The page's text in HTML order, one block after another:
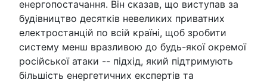
енергопостачання. Він сказав, що виступав за
будівництво десятків невеликих приватних
електростанцій по всій країні, щоб зробити
систему менш вразливою до будь-якої окремої
російської атаки -- підхід, який підтримують
більшість енергетичних експертів та